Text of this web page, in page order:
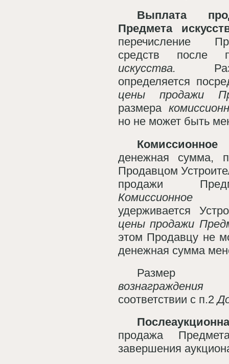
Выплата
Предмета
перечисление
средств после
искусства.
определяется
цены продажи
размера
но не может быть
денежная сумма,
Продавцом
продажи
Комиссионное
удерживается
цены продажи
этом Продавцу не
денежная сумма
соответствии с п.2
продажа
завершения